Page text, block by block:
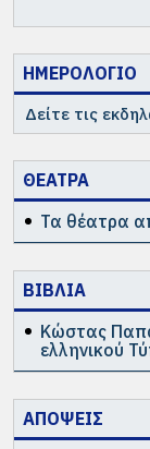
ΗΜΕΡΟΛΟΓΙΟ
Δείτε τις
ΘΕΑΤΡΑ
Τα θέατρα
ΒΙΒΛΙΑ
Κώστας
ελληνικού
ΑΠΟΨΕΙΣ